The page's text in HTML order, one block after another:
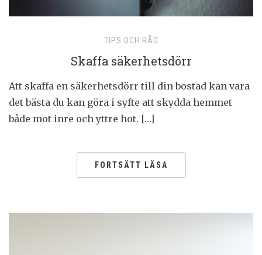
TIPS OCH RÅD
Skaffa säkerhetsdörr
Att skaffa en säkerhetsdörr till din bostad kan vara
det bästa du kan göra i syfte att skydda hemmet
både mot inre och yttre hot. […]
FORTSÄTT LÄSA